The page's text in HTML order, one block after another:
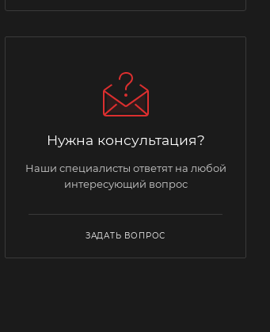
Нужна консультация?
Наши специалисты ответят на любой
интересующий вопрос
ЗАДАТЬ ВОПРОС